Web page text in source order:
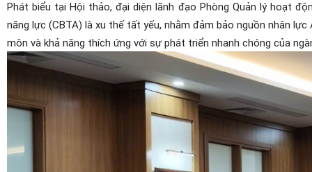
Phát biểu tại Hội thảo, đại diện lãnh đạo Phòng Quản lý hoạt
năng lực (CBTA) là xu thế tất yếu, nhằm đảm bảo nguồn nhân
môn và khả năng thích ứng với sự phát triển nhanh chóng của